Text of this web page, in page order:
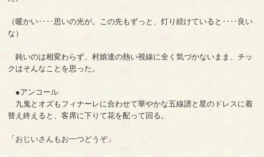
（暖かい‥‥思いの光が。この先もずっと、灯り続けていると‥‥良い
な）
鈍いのは相変わらず、村娘達の熱い視線に全く気づかないまま、チッ
クはそんなことを思った。
●アンコール
九鬼とオズもフィナーレに合わせて華やかな五線譜と星のドレスに着
替え終えると、客席に下りて花を配って回る。
「おじいさんもお一つどうぞ」